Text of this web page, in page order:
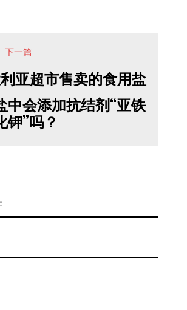
下一篇
中会添加抗结剂“亚铁
钾”吗？